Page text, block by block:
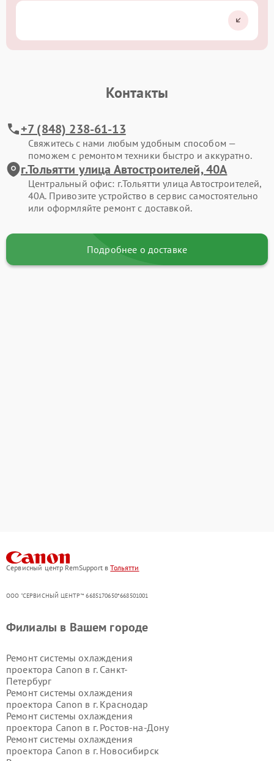
Контакты
+7 (848) 238-61-13
Свяжитесь с нами любым удобным способом —
поможем с ремонтом техники быстро и аккуратно.
г.Тольятти улица Автостроителей, 40А
Центральный офис: г.Тольятти улица Автостроителей,
40А. Привозите устройство в сервис самостоятельно
или оформляйте ремонт с доставкой.
Подробнее о доставке
Сервисный центр RemSupport вТольятти
ООО "СЕРВИСНЫЙ ЦЕНТР"* 6685170650*668501001
Филиалы в Вашем городе
Ремонт системы охлаждения
проектора Canon в г. Санкт-
Петербург
Ремонт системы охлаждения
проектора Canon в г. Краснодар
Ремонт системы охлаждения
проектора Canon в г. Ростов-на-Дону
Ремонт системы охлаждения
проектора Canon в г. Новосибирск